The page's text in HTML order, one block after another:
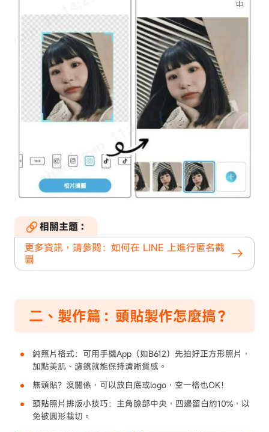
相關主題：
更多資訊，請參閱：如何在 LINE 上進行匿名截
圖
二、製作篇：頭貼製作怎麼搞？
純照片格式：可用手機App（如B612）先拍好正方形照片，
加點美肌、濾鏡就能保持清晰質感。
無頭貼？沒關係，可以放白底或logo，空一格也OK！
頭貼照片排版小技巧：主角臉部中央，四邊留白約10%，以
免被圓形裁切。